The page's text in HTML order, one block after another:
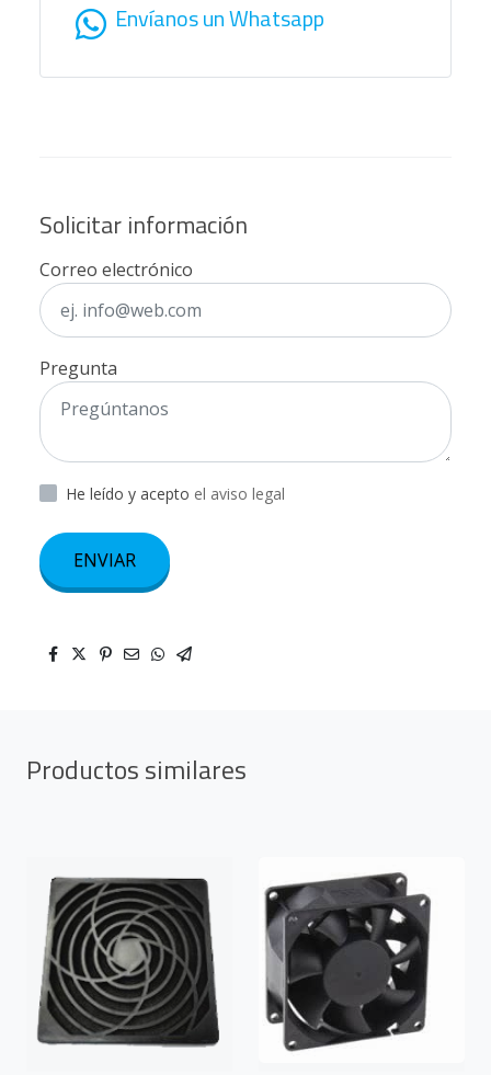
Envíanos un Whatsapp
Solicitar información
Correo electrónico
Pregunta
He leído y acepto el aviso legal
ENVIAR
Productos similares